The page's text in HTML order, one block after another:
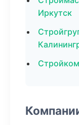
Иркутск